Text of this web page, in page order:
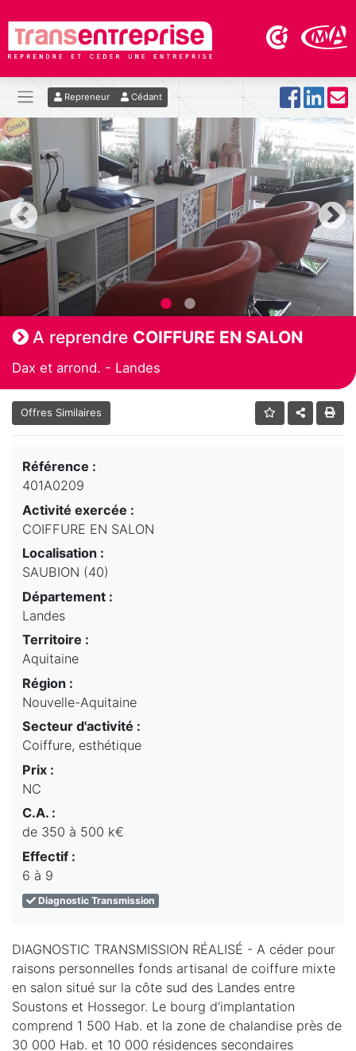
Repreneur Cédant
A reprendre COIFFURE EN SALON
Dax et arrond. - Landes
Offres Similaires
Référence :
401A0209
Activité exercée :
COIFFURE EN SALON
Localisation :
SAUBION (40)
Département :
Landes
Territoire :
Aquitaine
Région :
Nouvelle-Aquitaine
Secteur d'activité :
Coiffure, esthétique
Prix :
NC
C.A. :
de 350 à 500 k€
Effectif :
6 à 9
Diagnostic Transmission
DIAGNOSTIC TRANSMISSION RÉALISÉ - A céder pour
raisons personnelles fonds artisanal de coiffure mixte
en salon situé sur la côte sud des Landes entre
Soustons et Hossegor. Le bourg d’implantation
comprend 1 500 Hab. et la zone de chalandise près de
30 000 Hab. et 10 000 résidences secondaires